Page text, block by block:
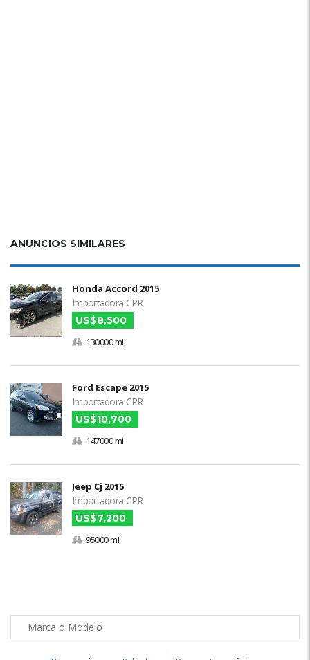
ANUNCIOS SIMILARES
Honda Accord 2015
Importadora CPR
US$8,500
130000 mi
Ford Escape 2015
Importadora CPR
US$10,700
147000 mi
Jeep Cj 2015
Importadora CPR
US$7,200
95000 mi